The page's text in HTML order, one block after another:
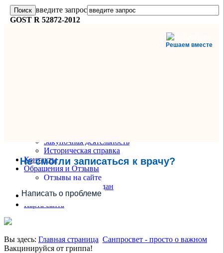
введите запрос
GOST R 52872-2012
Решаем вместе
Не смогли записаться к врачу?
Написать о проблеме
Закупочная деятельность
Историческая справка
Контакты
Обращения и Отзывы
Отзывы на сайте
Обращения граждан
Вопрос-Ответ
Карта сайта
Вы здесь: Главная страница Санпросвет - просто о важном
Вакцинируйся от гриппа!